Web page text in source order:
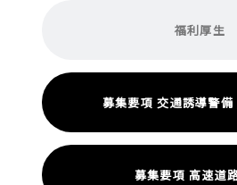
福利厚生
募集要項 交通誘導警
募集要項 高速道